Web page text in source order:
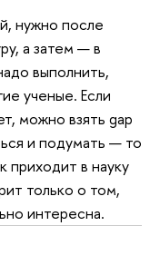
нужно после
а затем — в
выполнить,
ученые. Если
можно взять gap
и подумать — то
приходит в науку
только о том,
интересна.